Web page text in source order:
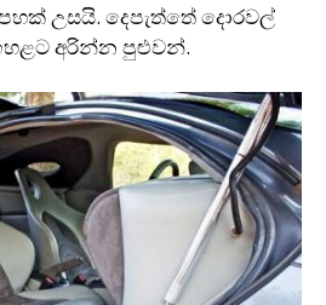
උසයි. දෙපැත්තේ දොරවල්
අරින්න පුළුවන්.